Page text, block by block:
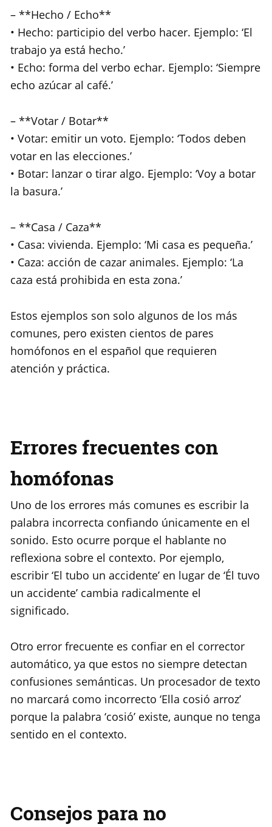
– **Hecho / Echo**
• Hecho: participio del verbo hacer. Ejemplo: ‘El
trabajo ya está hecho.’
• Echo: forma del verbo echar. Ejemplo: ‘Siempre
echo azúcar al café.’
– **Votar / Botar**
• Votar: emitir un voto. Ejemplo: ‘Todos deben
votar en las elecciones.’
• Botar: lanzar o tirar algo. Ejemplo: ‘Voy a botar
la basura.’
– **Casa / Caza**
• Casa: vivienda. Ejemplo: ‘Mi casa es pequeña.’
• Caza: acción de cazar animales. Ejemplo: ‘La
caza está prohibida en esta zona.’
Estos ejemplos son solo algunos de los más
comunes, pero existen cientos de pares
homófonos en el español que requieren
atención y práctica.
Errores frecuentes con
homófonas
Uno de los errores más comunes es escribir la
palabra incorrecta confiando únicamente en el
sonido. Esto ocurre porque el hablante no
reflexiona sobre el contexto. Por ejemplo,
escribir ‘El tubo un accidente’ en lugar de ‘Él tuvo
un accidente’ cambia radicalmente el
significado.
Otro error frecuente es confiar en el corrector
automático, ya que estos no siempre detectan
confusiones semánticas. Un procesador de texto
no marcará como incorrecto ‘Ella cosió arroz’
porque la palabra ‘cosió’ existe, aunque no tenga
sentido en el contexto.
Consejos para no